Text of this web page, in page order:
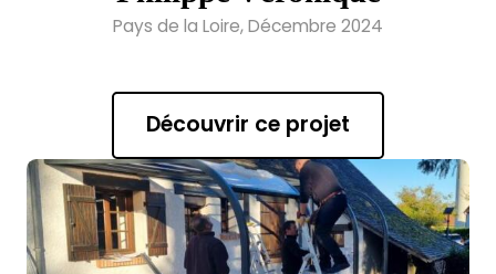
Pays de la Loire, Décembre 2024
Découvrir ce projet